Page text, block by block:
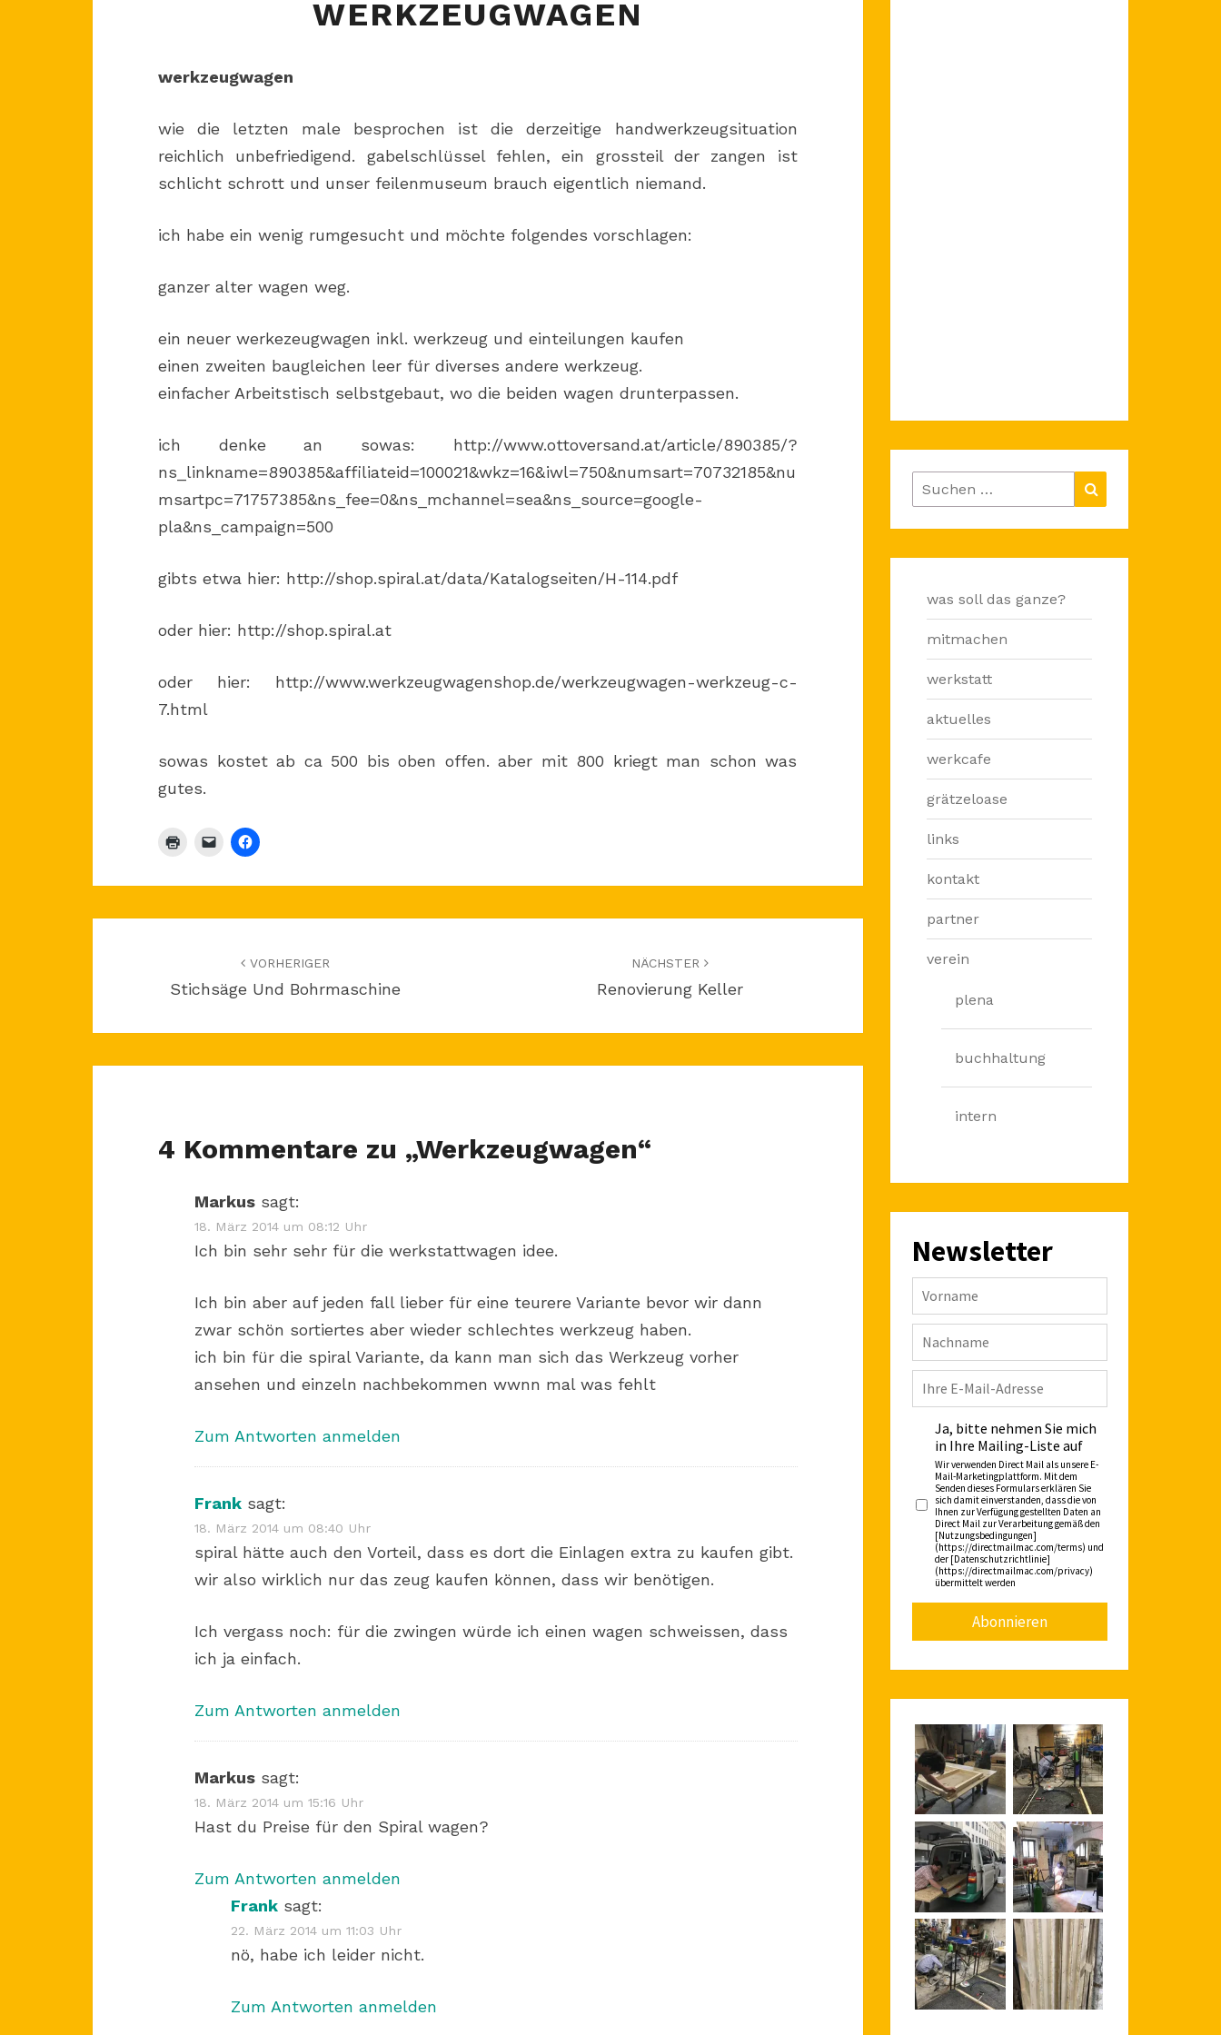
WERKZEUGWAGEN
werkzeugwagen
wie die letzten male besprochen ist die derzeitige handwerkzeugsituation
reichlich unbefriedigend. gabelschlüssel fehlen, ein grossteil der zangen ist
schlicht schrott und unser feilenmuseum brauch eigentlich niemand.
ich habe ein wenig rumgesucht und möchte folgendes vorschlagen:
ganzer alter wagen weg.
ein neuer werkezeugwagen inkl. werkzeug und einteilungen kaufen
einen zweiten baugleichen leer für diverses andere werkzeug.
einfacher Arbeitstisch selbstgebaut, wo die beiden wagen drunterpassen.
ich denke an sowas: http://www.ottoversand.at/article/890385/?
ns_linkname=890385&affiliateid=100021&wkz=16&iwl=750&numsart=70732185&nu
msartpc=71757385&ns_fee=0&ns_mchannel=sea&ns_source=google-
pla&ns_campaign=500
gibts etwa hier: http://shop.spiral.at/data/Katalogseiten/H-114.pdf
oder hier: http://shop.spiral.at
oder hier: http://www.werkzeugwagenshop.de/werkzeugwagen-werkzeug-c-
7.html
sowas kostet ab ca 500 bis oben offen. aber mit 800 kriegt man schon was
gutes.
VORHERIGER
Stichsäge Und Bohrmaschine
NÄCHSTER
Renovierung Keller
4 Kommentare zu „Werkzeugwagen“
Markus sagt:
18. März 2014 um 08:12 Uhr
Ich bin sehr sehr für die werkstattwagen idee.
Ich bin aber auf jeden fall lieber für eine teurere Variante bevor wir dann
zwar schön sortiertes aber wieder schlechtes werkzeug haben.
ich bin für die spiral Variante, da kann man sich das Werkzeug vorher
ansehen und einzeln nachbekommen wwnn mal was fehlt
Zum Antworten anmelden
Frank sagt:
18. März 2014 um 08:40 Uhr
spiral hätte auch den Vorteil, dass es dort die Einlagen extra zu kaufen gibt.
wir also wirklich nur das zeug kaufen können, dass wir benötigen.
Ich vergass noch: für die zwingen würde ich einen wagen schweissen, dass
ich ja einfach.
Zum Antworten anmelden
Markus sagt:
18. März 2014 um 15:16 Uhr
Hast du Preise für den Spiral wagen?
Zum Antworten anmelden
Frank sagt:
22. März 2014 um 11:03 Uhr
nö, habe ich leider nicht.
Zum Antworten anmelden
Suchen
nach:
was soll das ganze?
mitmachen
werkstatt
aktuelles
werkcafe
grätzeloase
links
kontakt
partner
verein
plena
buchhaltung
intern